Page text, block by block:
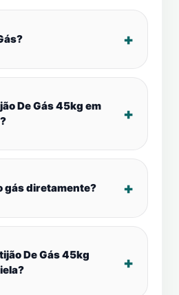
De Gás 45kg em
gás diretamente?
De Gás 45kg